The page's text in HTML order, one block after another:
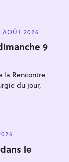
AOÛT 2026
9
la Rencontre
du jour,
le